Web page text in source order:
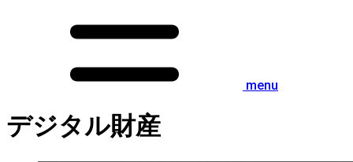
menu
デジタル財産